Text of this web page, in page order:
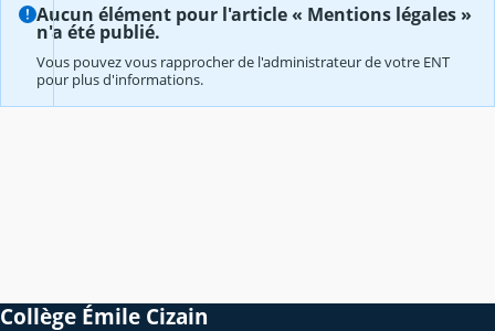
Aucun élément pour l'article « Mentions légales »
n'a été publié.
Vous pouvez vous rapprocher de l'administrateur de votre ENT
pour plus d'informations.
Collège Émile Cizain